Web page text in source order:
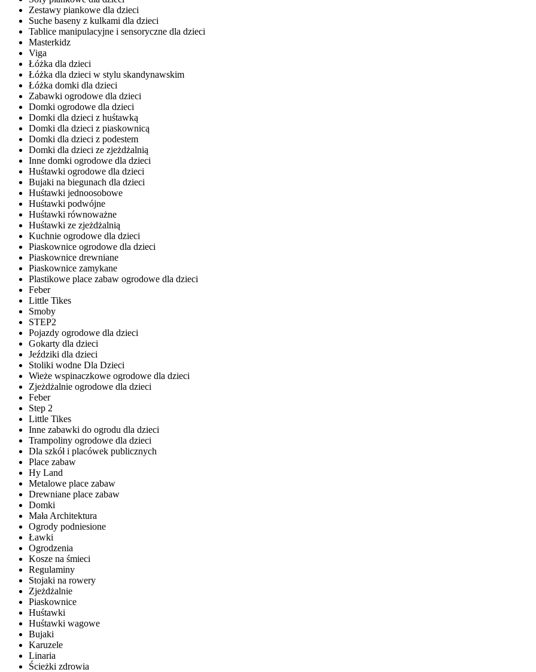
Zestawy piankowe dla dzieci
Suche baseny z kulkami dla dzieci
Tablice manipulacyjne i sensoryczne dla dzieci
Masterkidz
Viga
Łóżka dla dzieci
Łóżka dla dzieci w stylu skandynawskim
Łóżka domki dla dzieci
Zabawki ogrodowe dla dzieci
Domki ogrodowe dla dzieci
Domki dla dzieci z huśtawką
Domki dla dzieci z piaskownicą
Domki dla dzieci z podestem
Domki dla dzieci ze zjeżdżalnią
Inne domki ogrodowe dla dzieci
Huśtawki ogrodowe dla dzieci
Bujaki na biegunach dla dzieci
Huśtawki jednoosobowe
Huśtawki podwójne
Huśtawki równoważne
Huśtawki ze zjeżdżalnią
Kuchnie ogrodowe dla dzieci
Piaskownice ogrodowe dla dzieci
Piaskownice drewniane
Piaskownice zamykane
Plastikowe place zabaw ogrodowe dla dzieci
Feber
Little Tikes
Smoby
STEP2
Pojazdy ogrodowe dla dzieci
Gokarty dla dzieci
Jeździki dla dzieci
Stoliki wodne Dla Dzieci
Wieże wspinaczkowe ogrodowe dla dzieci
Zjeżdżalnie ogrodowe dla dzieci
Feber
Step 2
Little Tikes
Inne zabawki do ogrodu dla dzieci
Trampoliny ogrodowe dla dzieci
Dla szkół i placówek publicznych
Place zabaw
Hy Land
Metalowe place zabaw
Drewniane place zabaw
Domki
Mała Architektura
Ogrody podniesione
Ławki
Ogrodzenia
Kosze na śmieci
Regulaminy
Stojaki na rowery
Zjeżdżalnie
Piaskownice
Huśtawki
Huśtawki wagowe
Bujaki
Karuzele
Linaria
Ścieżki zdrowia